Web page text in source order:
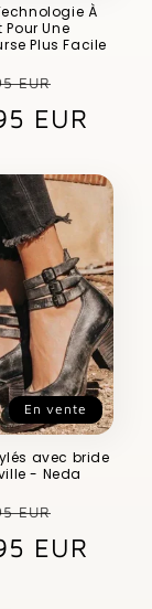
À
Pour Une
Plus Facile
EUR
EUR
En vente
avec bride
- Neda
EUR
EUR